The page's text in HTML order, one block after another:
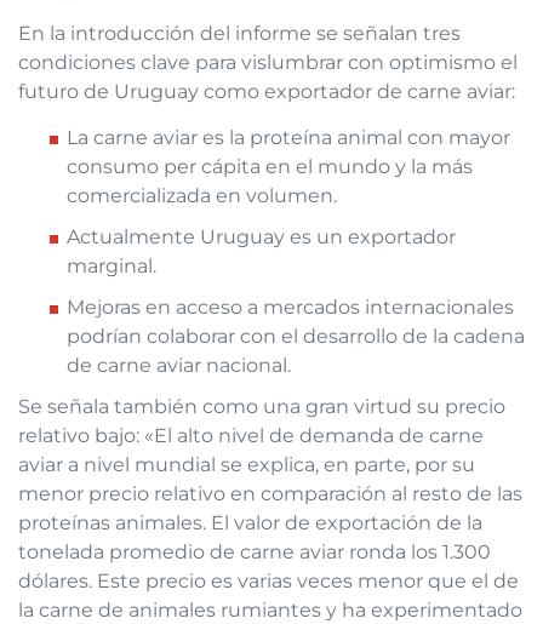
En la introducción del informe se señalan tres
condiciones clave para vislumbrar con optimismo el
futuro de Uruguay como exportador de carne aviar:
La carne aviar es la proteína animal con mayor
consumo per cápita en el mundo y la más
comercializada en volumen.
Actualmente Uruguay es un exportador
marginal.
Mejoras en acceso a mercados internacionales
podrían colaborar con el desarrollo de la cadena
de carne aviar nacional.
Se señala también como una gran virtud su precio
relativo bajo: «El alto nivel de demanda de carne
aviar a nivel mundial se explica, en parte, por su
menor precio relativo en comparación al resto de las
proteínas animales. El valor de exportación de la
tonelada promedio de carne aviar ronda los 1.300
dólares. Este precio es varias veces menor que el de
la carne de animales rumiantes y ha experimentado